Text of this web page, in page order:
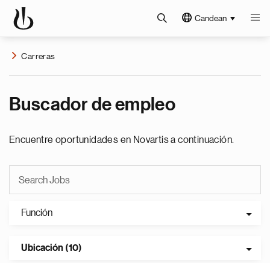
Candean
Carreras
Buscador de empleo
Encuentre oportunidades en Novartis a continuación.
Función
Ubicación (10)